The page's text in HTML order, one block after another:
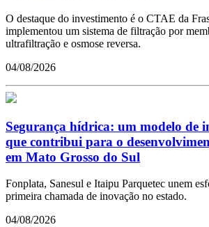
O destaque do investimento é o CTAE da
implementou um sistema de filtração por
ultrafiltração e osmose reversa.
04/08/2026
Segurança hídrica: um modelo de
que contribui para o
em Mato Grosso do Sul
Fonplata, Sanesul e Itaipu Parquetec unem
primeira chamada de inovação no estado.
04/08/2026